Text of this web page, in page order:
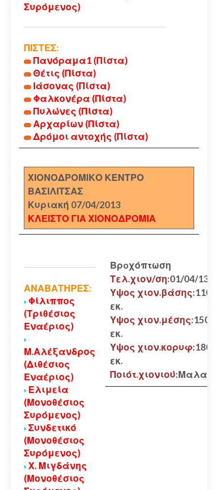
Συρόμενος)
ΠΙΣΤΕΣ:
Πανόραμα1 (Πίστα)
Θέτις (Πίστα)
Ιάσονας (Πίστα)
Φαλκονέρα (Πίστα)
Πυλώνες (Πίστα)
Αρχαρίων (Πίστα)
Δρόμοι αντοχής (Πίστα)
ΧΙΟΝΟΔΡΟΜΙΚΟ ΚΕΝΤΡΟ
ΒΑΣΙΛΙΤΣΑΣ
Κυριακή 07/04/2013
ΚΛΕΙΣΤΟ ΓΙΑ ΧΙΟΝΟΔΡΟΜΙΑ
ΑΝΑΒΑΤΗΡΕΣ:
Φίλιππος
(Τριθέσιος
Εναέριος)
Μ.Αλέξανδρος
(Διθέσιος
Εναέριος)
Ελιμεία
(Μονοθέσιος
Συρόμενος)
Συνδετικό
(Μονοθέσιος
Συρόμενος)
Χ. Μιγδάνης
(Μονοθέσιος
Βρoχόπτωση
Τελ.χιον/ση:01/04/13
Υψος χιον.βάσης:110
εκ.
Υψος χιον.μέσης:150
εκ.
Υψος χιον.κορυφ:180
εκ.
Ποιότ.χιονιού:Μαλακό